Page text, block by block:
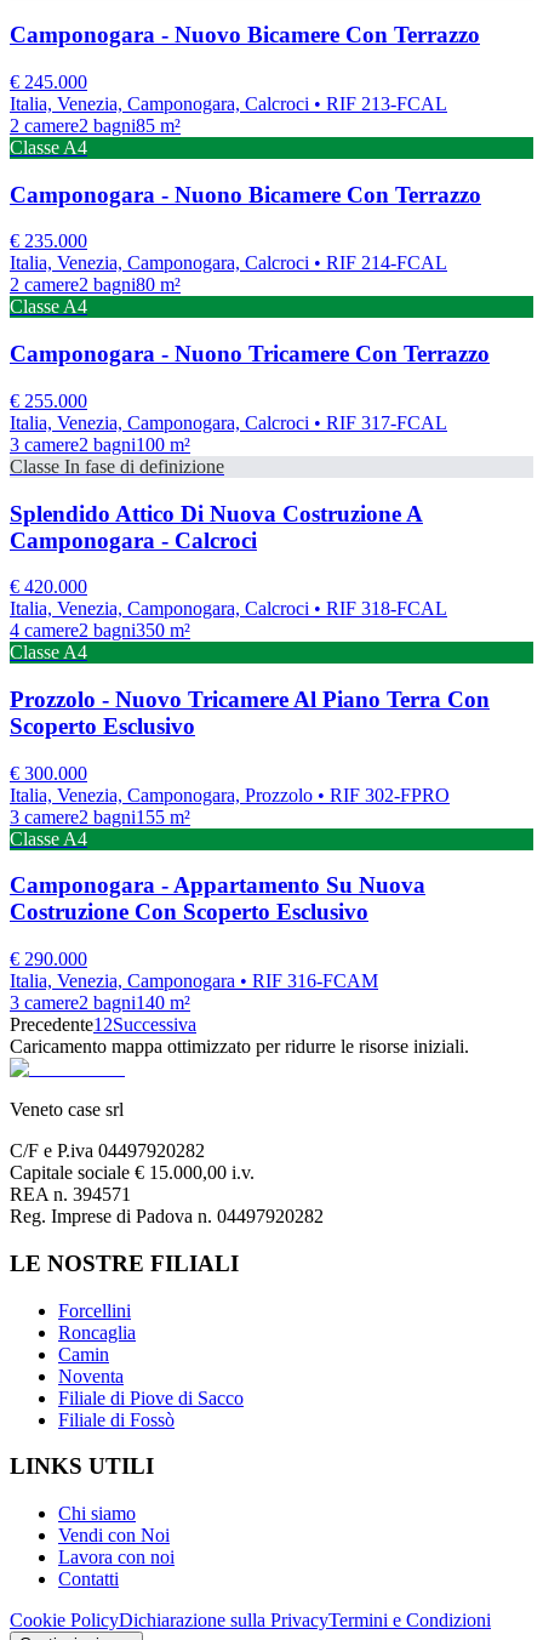
Camponogara - Nuovo Bicamere Con Terrazzo
€ 245.000
Italia, Venezia, Camponogara, Calcroci • RIF 213-FCAL
2 camere2 bagni85 m²
Classe A4
Camponogara - Nuono Bicamere Con Terrazzo
€ 235.000
Italia, Venezia, Camponogara, Calcroci • RIF 214-FCAL
2 camere2 bagni80 m²
Classe A4
Camponogara - Nuono Tricamere Con Terrazzo
€ 255.000
Italia, Venezia, Camponogara, Calcroci • RIF 317-FCAL
3 camere2 bagni100 m²
Classe In fase di definizione
Splendido Attico Di Nuova Costruzione A
Camponogara - Calcroci
€ 420.000
Italia, Venezia, Camponogara, Calcroci • RIF 318-FCAL
4 camere2 bagni350 m²
Classe A4
Prozzolo - Nuovo Tricamere Al Piano Terra Con
Scoperto Esclusivo
€ 300.000
Italia, Venezia, Camponogara, Prozzolo • RIF 302-FPRO
3 camere2 bagni155 m²
Classe A4
Camponogara - Appartamento Su Nuova
Costruzione Con Scoperto Esclusivo
€ 290.000
Italia, Venezia, Camponogara • RIF 316-FCAM
3 camere2 bagni140 m²
Precedente1 2Successiva
Caricamento mappa ottimizzato per ridurre le risorse iniziali.
Veneto case srl
C/F e P.iva 04497920282
Capitale sociale € 15.000,00 i.v.
REA n. 394571
Reg. Imprese di Padova n. 04497920282
LE NOSTRE FILIALI
Forcellini
Roncaglia
Camin
Noventa
Filiale di Piove di Sacco
Filiale di Fossò
LINKS UTILI
Chi siamo
Vendi con Noi
Lavora con noi
Contatti
Cookie PolicyDichiarazione sulla PrivacyTermini e Condizioni